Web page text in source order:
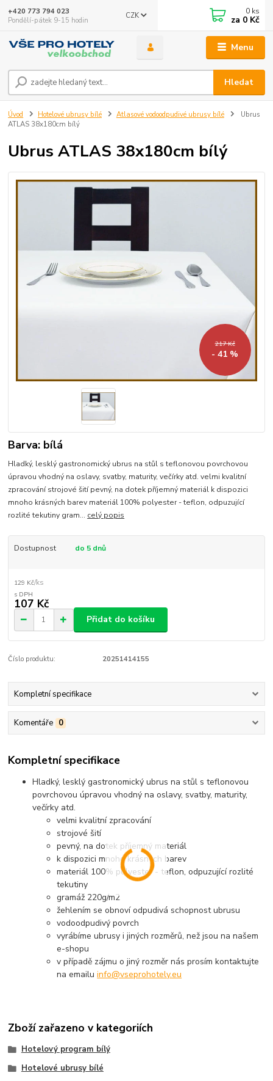
Menu
CZK
Hledat
+420 773 794 023
Pondělí-pátek 9-15 hodin
0 ks
za 0 Kč
Úvod Hotelové ubrusy bílé Atlasové vodoodpudivé ubrusy bílé
Ubrus
ATLAS 38x180cm bílý
Ubrus ATLAS 38x180cm bílý
217 Kč
- 41 %
Barva: bílá
Hladký, lesklý gastronomický ubrus na stůl s teflonovou povrchovou
úpravou vhodný na oslavy, svatby, maturity, večírky atd. velmi kvalitní
zpracování strojové šití pevný, na dotek příjemný materiál k dispozici
mnoho krásných barev materiál 100% polyester - teflon, odpuzující
rozlité tekutiny gram... celý popis
Dostupnost do 5 dnů
129 Kč/ks
107 Kč
Přidat do košíku
Číslo produktu: 20251414155
Kompletní specifikace
Komentáře 0
Kompletní specifikace
Hladký, lesklý gastronomický ubrus na stůl s teflonovou
povrchovou úpravou vhodný na oslavy, svatby, maturity,
večírky atd.
velmi kvalitní zpracování
strojové šití
pevný, na dotek příjemný materiál
k dispozici mnoho krásných barev
materiál 100% polyester - teflon, odpuzující rozlité
tekutiny
gramáž 220g/m2
žehlením se obnoví odpudivá schopnost ubrusu
vodoodpudivý povrch
vyrábíme ubrusy i jiných rozměrů, než jsou na našem
e-shopu
v případě zájmu o jiný rozměr nás prosím kontaktujte
na emailuinfo@vseprohotely.eu
Zboží zařazeno v kategoriích
Hotelový program bílý
Hotelové ubrusy bílé